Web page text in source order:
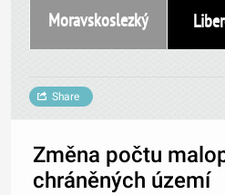
Moravskoslezký
Share
Změna počtu
chráněných území